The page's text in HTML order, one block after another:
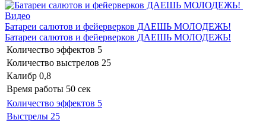
Видео
Батареи салютов и фейерверков ДАЕШЬ МОЛОДЕЖЬ!
Батареи салютов и фейерверков ДАЕШЬ МОЛОДЕЖЬ!
Количество эффектов 5
Количество выстрелов 25
Калибр 0,8
Время работы 50 сек
Количество эффектов 5
Выстрелы 25